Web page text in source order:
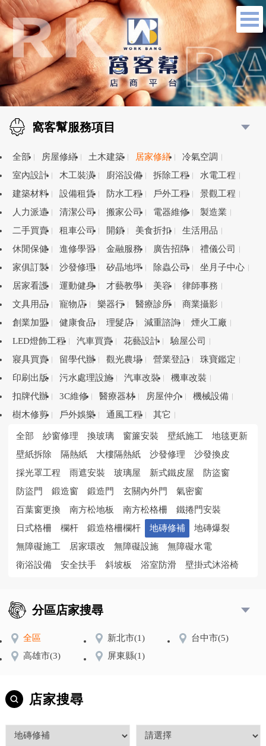
窩客幫服務項目
全部 房屋修繕 土木建築 居家修繕
冷氣空調
室內設計
木工裝潢 廚浴設備 拆除工程
水電工程
建築材料
設備租賃 防水工程 戶外工程
景觀工程
人力派遣
清潔公司 搬家公司 電器維修
製造業
二手買賣
租車公司 開鎖 美食折扣
生活用品
休閒保健
進修學習 金融服務 廣告招牌
禮儀公司
家俱訂製
沙發修理 矽晶地坪 除蟲公司
坐月子中心
居家看護
運動健身 才藝教學 美容
律師事務
文具用品
寵物店 樂器行 醫療診所
商業攝影
創業加盟
健康食品 理髮店 減重諮詢
煙火工廠
LED燈飾工程
汽車買賣 花藝設計
驗屋公司
寢具買賣
留學代辦 觀光農場 營業登記
珠寶鑑定
印刷出版
污水處理設施 汽車改裝
機車改裝
扣牌代辦
3C維修 醫療器材 房屋仲介
機械設備
樹木修剪
戶外娛樂 通風工程 其它
全部 紗窗修理 換玻璃 窗簾安裝 壁紙施工
地毯更新
壁紙拆除
隔熱紙 大樓隔熱紙 沙發修理
沙發換皮
採光罩工程
雨遮安裝 玻璃屋 新式鐵皮屋
防盜窗
防盜門
鍛造窗 鍛造門 玄關內外門
氣密窗
百葉窗更換
南方松地板 南方松格柵
鐵捲門安裝
日式格柵
欄杆 鍛造格柵欄杆 地磚修補
地磚爆裂
無障礙施工
居家環改 無障礙設施
無障礙水電
衛浴設備
安全扶手 斜坡板 浴室防滑 壁掛式沐浴椅
分區店家搜尋
全區 新北市(1) 台中市(5)
高雄市(3) 屏東縣(1)
店家搜尋